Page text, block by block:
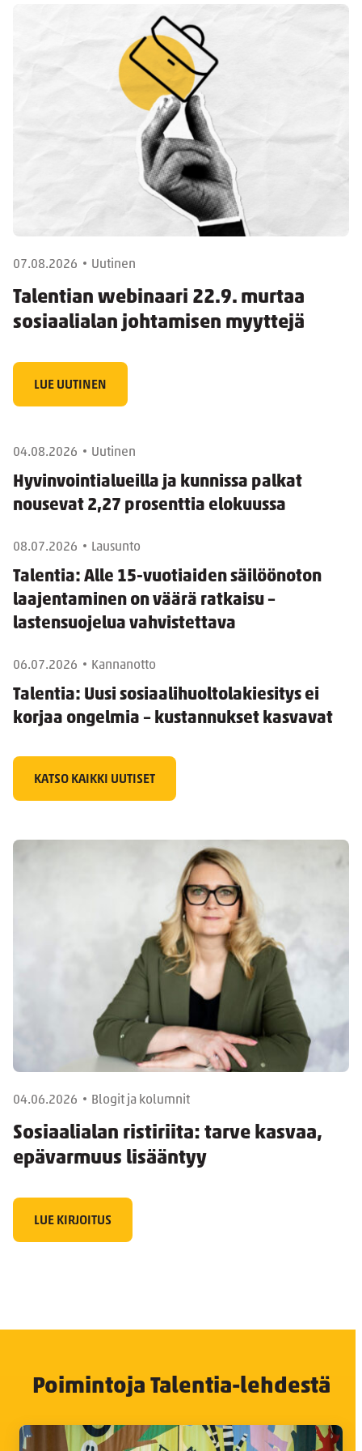
07.08.2026 Uutinen
Talentian webinaari 22.9. murtaa
sosiaalialan johtamisen myyttejä
LUE UUTINEN
04.08.2026 Uutinen
Hyvinvointialueilla ja kunnissa palkat
nousevat 2,27 prosenttia elokuussa
08.07.2026 Lausunto
Talentia: Alle 15-vuotiaiden säilöönoton
laajentaminen on väärä ratkaisu –
lastensuojelua vahvistettava
06.07.2026 Kannanotto
Talentia: Uusi sosiaalihuoltolakiesitys ei
korjaa ongelmia – kustannukset kasvavat
KATSO KAIKKI UUTISET
04.06.2026 Blogit ja kolumnit
Sosiaalialan ristiriita: tarve kasvaa,
epävarmuus lisääntyy
LUE KIRJOITUS
Poimintoja Talentia-lehdestä